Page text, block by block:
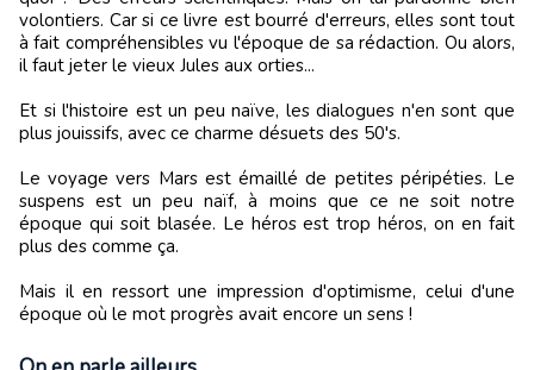
volontiers. Car si ce livre est bourré d'erreurs, elles sont tout
à fait compréhensibles vu l'époque de sa rédaction. Ou alors,
il faut jeter le vieux Jules aux orties...
Et si l'histoire est un peu naïve, les dialogues n'en sont que
plus jouissifs, avec ce charme désuets des 50's.
Le voyage vers Mars est émaillé de petites péripéties. Le
suspens est un peu naïf, à moins que ce ne soit notre
époque qui soit blasée. Le héros est trop héros, on en fait
plus des comme ça.
Mais il en ressort une impression d'optimisme, celui d'une
époque où le mot progrès avait encore un sens !